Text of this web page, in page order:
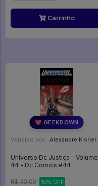
Carrinho
💖 GEEKDOWN
Vendido por: Alexandre Kisner - PR
Universo Dc Justiça - Volume
44 - Dc Comics #44
R$ 30,00 10% OFF